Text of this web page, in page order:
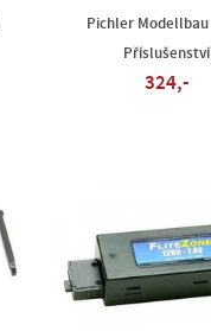
Pichler
Příslušenství
324,-